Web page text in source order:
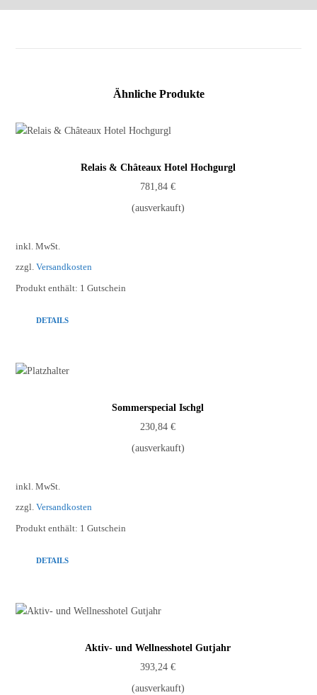
Ähnliche Produkte
Relais & Châteaux Hotel Hochgurgl
781,84€
(ausverkauft)
inkl. MwSt.
zzgl.Versandkosten
Produkt enthält: 1Gutschein
DETAILS
Sommerspecial Ischgl
230,84€
(ausverkauft)
inkl. MwSt.
zzgl.Versandkosten
Produkt enthält: 1Gutschein
DETAILS
Aktiv- und Wellnesshotel Gutjahr
393,24€
(ausverkauft)